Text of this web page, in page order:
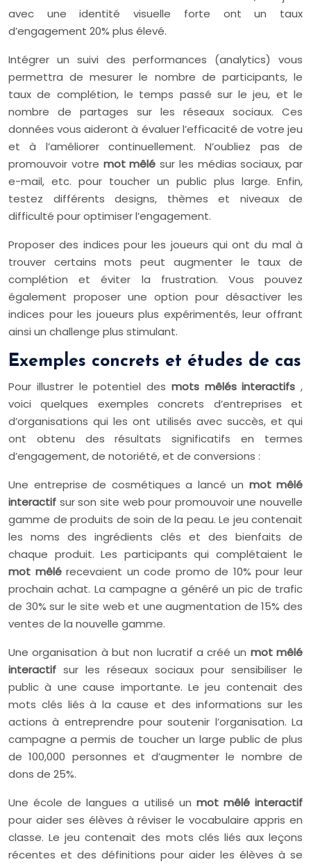
avec une identité visuelle forte ont un taux
d’engagement 20% plus élevé.
Intégrer un suivi des performances (analytics) vous
permettra de mesurer le nombre de participants, le
taux de complétion, le temps passé sur le jeu, et le
nombre de partages sur les réseaux sociaux. Ces
données vous aideront à évaluer l’efficacité de votre jeu
et à l’améliorer continuellement. N’oubliez pas de
promouvoir votre mot mêlé sur les médias sociaux, par
e-mail, etc. pour toucher un public plus large. Enfin,
testez différents designs, thèmes et niveaux de
difficulté pour optimiser l’engagement.
Proposer des indices pour les joueurs qui ont du mal à
trouver certains mots peut augmenter le taux de
complétion et éviter la frustration. Vous pouvez
également proposer une option pour désactiver les
indices pour les joueurs plus expérimentés, leur offrant
ainsi un challenge plus stimulant.
Exemples concrets et études de cas
Pour illustrer le potentiel des mots mêlés interactifs ,
voici quelques exemples concrets d’entreprises et
d’organisations qui les ont utilisés avec succès, et qui
ont obtenu des résultats significatifs en termes
d’engagement, de notoriété, et de conversions :
Une entreprise de cosmétiques a lancé un mot mêlé
interactif sur son site web pour promouvoir une nouvelle
gamme de produits de soin de la peau. Le jeu contenait
les noms des ingrédients clés et des bienfaits de
chaque produit. Les participants qui complétaient le
mot mêlérecevaient un code promo de 10% pour leur
prochain achat. La campagne a généré un pic de trafic
de 30% sur le site web et une augmentation de 15% des
ventes de la nouvelle gamme.
Une organisation à but non lucratif a créé un mot mêlé
interactif sur les réseaux sociaux pour sensibiliser le
public à une cause importante. Le jeu contenait des
mots clés liés à la cause et des informations sur les
actions à entreprendre pour soutenir l’organisation. La
campagne a permis de toucher un large public de plus
de 100,000 personnes et d’augmenter le nombre de
dons de 25%.
Une école de langues a utilisé un mot mêlé interactif
pour aider ses élèves à réviser le vocabulaire appris en
classe. Le jeu contenait des mots clés liés aux leçons
récentes et des définitions pour aider les élèves à se